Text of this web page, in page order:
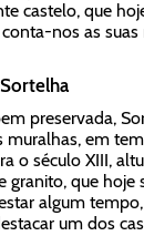
castelo, que
nos as
Sortelha
preservada,
em
o século XIII,
granito, que
algum
um dos